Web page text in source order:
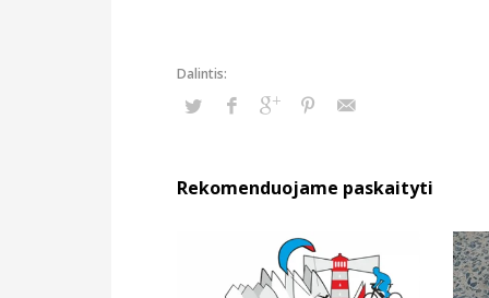
Rekomenduojame paskaityti